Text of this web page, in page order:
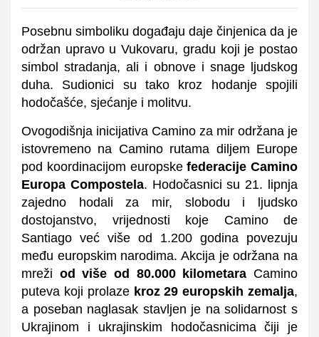
Posebnu simboliku događaju daje činjenica da je
održan upravo u Vukovaru, gradu koji je postao
simbol stradanja, ali i obnove i snage ljudskog
duha. Sudionici su tako kroz hodanje spojili
hodočašće, sjećanje i molitvu.
Ovogodišnja inicijativa Camino za mir održana je
istovremeno na Camino rutama diljem Europe
pod koordinacijom europskefederacije Camino
Europa Compostela. Hodočasnici su 21. lipnja
zajedno hodali za mir, slobodu i ljudsko
dostojanstvo, vrijednosti koje Camino de
Santiago već više od 1.200 godina povezuju
među europskim narodima. Akcija je održana na
mreži od više od 80.000 kilometara Camino
puteva koji prolaze kroz 29 europskih zemalja,
a poseban naglasak stavljen je na solidarnost s
Ukrajinom i ukrajinskim hodočasnicima čiji je